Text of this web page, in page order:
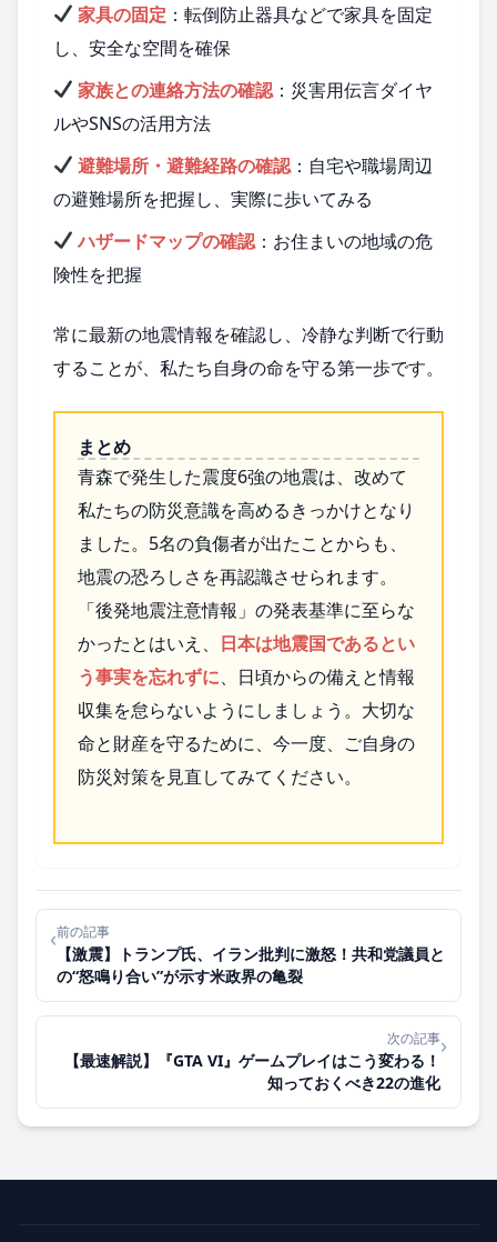
家具の固定 ：転倒防止器具などで家具を固定
し、安全な空間を確保
家族との連絡方法の確認：災害用伝言ダイヤ
ルやSNSの活用方法
避難場所・避難経路の確認：自宅や職場周辺
の避難場所を把握し、実際に歩いてみる
ハザードマップの確認：お住まいの地域の危
険性を把握
常に最新の地震情報を確認し、冷静な判断で行動
することが、私たち自身の命を守る第一歩です。
まとめ
青森で発生した震度6強の地震は、改めて
私たちの防災意識を高めるきっかけとなり
ました。5名の負傷者が出たことからも、
地震の恐ろしさを再認識させられます。
「後発地震注意情報」の発表基準に至らな
かったとはいえ、 日本は地震国であるとい
う事実を忘れずに、日頃からの備えと情報
収集を怠らないようにしましょう。大切な
命と財産を守るために、今一度、ご自身の
防災対策を見直してみてください。
‹前の記事
【激震】トランプ氏、イラン批判に激怒！共和党議員と
の“怒鳴り合い”が示す米政界の亀裂
次の記事
【最速解説】『GTA VI』ゲームプレイはこう変わる！
知っておくべき22の進化
›